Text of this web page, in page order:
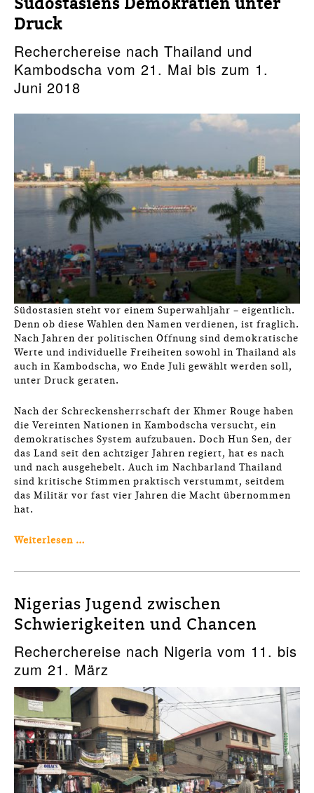
Druck
Recherchereise nach Thailand und
Kambodscha vom 21. Mai bis zum 1.
Juni 2018
Südostasien steht vor einem Superwahljahr – eigentlich.
Denn ob diese Wahlen den Namen verdienen, ist fraglich.
Nach Jahren der politischen Öffnung sind demokratische
Werte und individuelle Freiheiten sowohl in Thailand als
auch in Kambodscha, wo Ende Juli gewählt werden soll,
unter Druck geraten.
Nach der Schreckensherrschaft der Khmer Rouge haben
die Vereinten Nationen in Kambodscha versucht, ein
demokratisches System aufzubauen. Doch Hun Sen, der
das Land seit den achtziger Jahren regiert, hat es nach
und nach ausgehebelt. Auch im Nachbarland Thailand
sind kritische Stimmen praktisch verstummt, seitdem
das Militär vor fast vier Jahren die Macht übernommen
hat.
Weiterlesen …
Nigerias Jugend zwischen
Schwierigkeiten und Chancen
Recherchereise nach Nigeria vom 11. bis
zum 21. März